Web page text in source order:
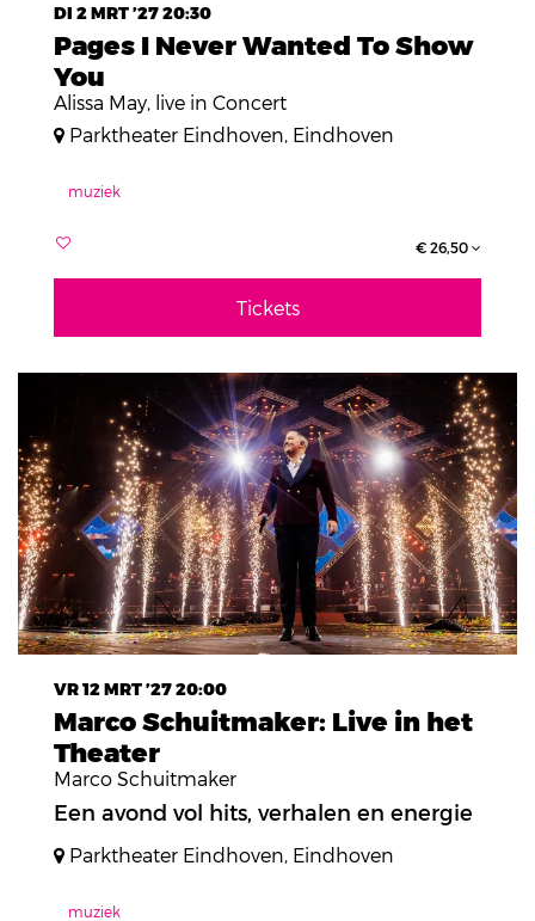
Pages I Never Wanted To Show
You
Alissa May, live in Concert
DI 2 MRT ’2720:30
Parktheater Eindhoven, Eindhoven
muziek
€ 26,50
Tickets
Marco Schuitmaker: Live in het
Theater
Marco Schuitmaker
VR 12 MRT ’2720:00
Een avond vol hits, verhalen en energie
Parktheater Eindhoven, Eindhoven
muziek